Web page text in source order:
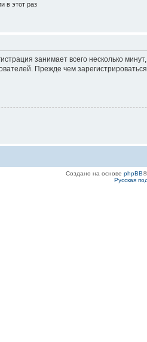
в этот раз
занимает всего несколько
Прежде чем
Создано на основе phpBB
Русская